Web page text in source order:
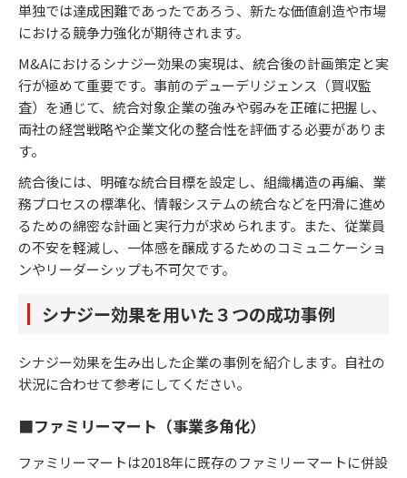
単独では達成困難であったであろう、新たな価値創造や市場
における競争力強化が期待されます。
M&Aにおけるシナジー効果の実現は、統合後の計画策定と実
行が極めて重要です。事前のデューデリジェンス（買収監
査）を通じて、統合対象企業の強みや弱みを正確に把握し、
両社の経営戦略や企業文化の整合性を評価する必要がありま
す。
統合後には、明確な統合目標を設定し、組織構造の再編、業
務プロセスの標準化、情報システムの統合などを円滑に進め
るための綿密な計画と実行力が求められます。また、従業員
の不安を軽減し、一体感を醸成するためのコミュニケーショ
ンやリーダーシップも不可欠です。
シナジー効果を用いた３つの成功事例
シナジー効果を生み出した企業の事例を紹介します。自社の
状況に合わせて参考にしてください。
■ファミリーマート（事業多角化）
ファミリーマートは2018年に既存のファミリーマートに併設